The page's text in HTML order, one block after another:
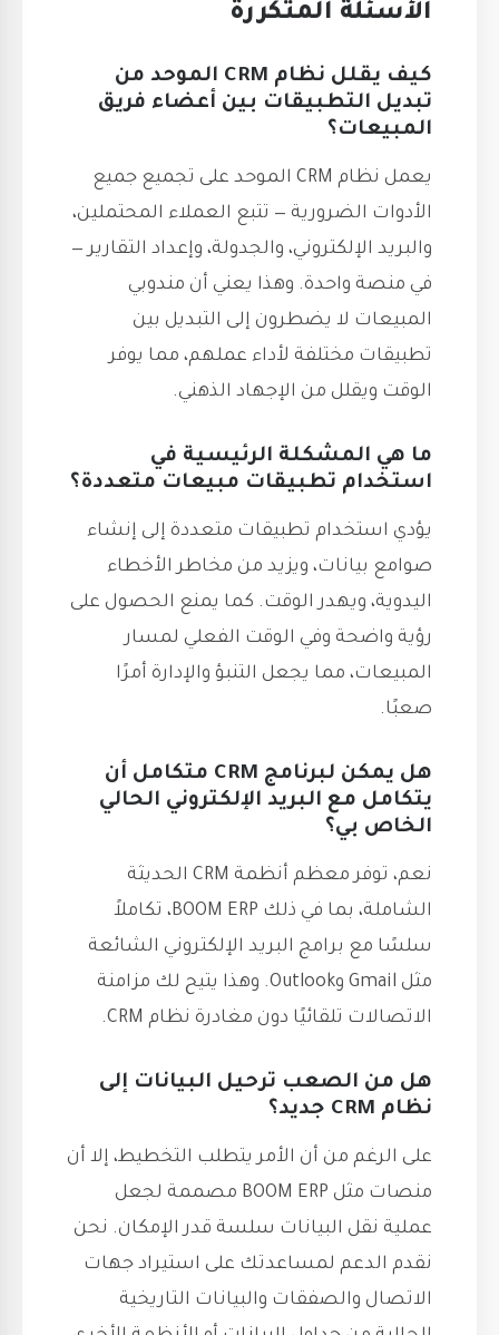
الأسئلة المتكررة
كيف يقلل نظام CRM الموحد من
تبديل التطبيقات بين أعضاء فريق
المبيعات؟
يعمل نظام CRM الموحد على تجميع جميع
الأدوات الضرورية — تتبع العملاء المحتملين،
والبريد الإلكتروني، والجدولة، وإعداد التقارير —
في منصة واحدة. وهذا يعني أن مندوبي
المبيعات لا يضطرون إلى التبديل بين
تطبيقات مختلفة لأداء عملهم، مما يوفر
الوقت ويقلل من الإجهاد الذهني.
ما هي المشكلة الرئيسية في
استخدام تطبيقات مبيعات متعددة؟
يؤدي استخدام تطبيقات متعددة إلى إنشاء
صوامع بيانات، ويزيد من مخاطر الأخطاء
اليدوية، ويهدر الوقت. كما يمنع الحصول على
رؤية واضحة وفي الوقت الفعلي لمسار
المبيعات، مما يجعل التنبؤ والإدارة أمرًا
صعبًا.
هل يمكن لبرنامج CRM متكامل أن
يتكامل مع البريد الإلكتروني الحالي
الخاص بي؟
نعم، توفر معظم أنظمة CRM الحديثة
الشاملة، بما في ذلك BOOM ERP، تكاملاً
سلسًا مع برامج البريد الإلكتروني الشائعة
مثل Gmail وOutlook. وهذا يتيح لك مزامنة
الاتصالات تلقائيًا دون مغادرة نظام CRM.
هل من الصعب ترحيل البيانات إلى
نظام CRM جديد؟
على الرغم من أن الأمر يتطلب التخطيط، إلا أن
منصات مثل BOOM ERP مصممة لجعل
عملية نقل البيانات سلسة قدر الإمكان. نحن
نقدم الدعم لمساعدتك على استيراد جهات
الاتصال والصفقات والبيانات التاريخية